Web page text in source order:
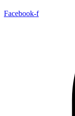
Facebook-f